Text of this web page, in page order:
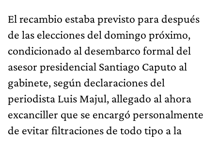
El recambio estaba previsto para después
de las elecciones del domingo próximo,
condicionado al desembarco formal del
asesor presidencial Santiago Caputo al
gabinete, según declaraciones del
periodista Luis Majul, allegado al ahora
excanciller que se encargó personalmente
de evitar filtraciones de todo tipo a la